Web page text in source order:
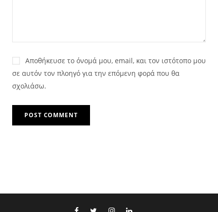
Αποθήκευσε το όνομά μου, email, και τον ιστότοπο μου
σε αυτόν τον πλοηγό για την επόμενη φορά που θα
σχολιάσω.